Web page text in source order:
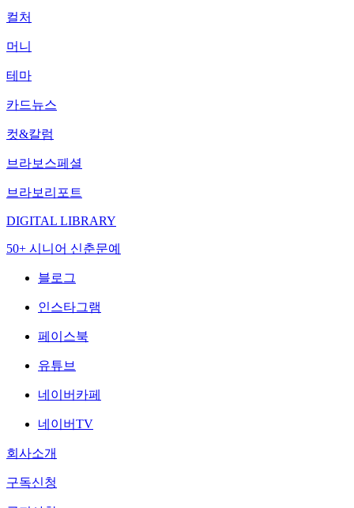
컬처
머니
테마
카드뉴스
컷&칼럼
브라보스페셜
브라보리포트
DIGITAL LIBRARY
50+ 시니어 신춘문예
블로그
인스타그램
페이스북
유튜브
네이버카페
네이버TV
회사소개
구독신청